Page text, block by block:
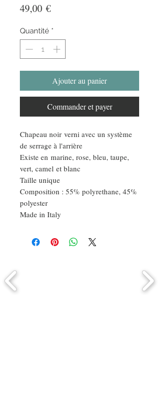
49,00 €Prix
Quantité *
Ajouter au panier
Commander et payer
Chapeau noir verni avec un système
de serrage à l'arrière
Existe en marine, rose, bleu, taupe,
vert, camel et blanc
Taille unique
Composition : 55% polyrethane, 45%
polyester
Made in Italy